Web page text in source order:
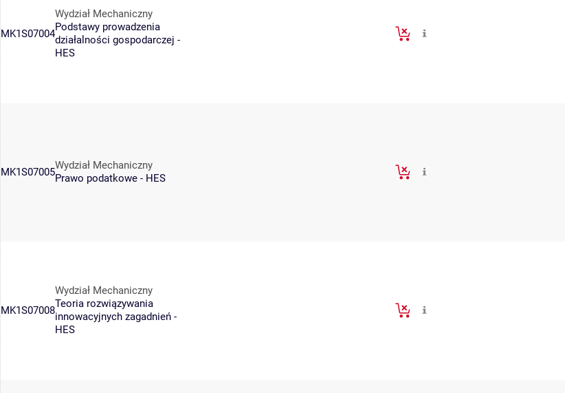
MK1S07004
Wydział Mechaniczny
Podstawy prowadzenia
działalności gospodarczej -
HES
MK1S07005
Wydział Mechaniczny
Prawo podatkowe - HES
MK1S07008
Wydział Mechaniczny
Teoria rozwiązywania
innowacyjnych zagadnień -
HES